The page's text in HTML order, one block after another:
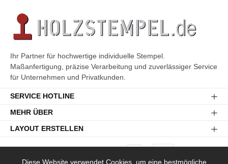
Ihr Partner für hochwertige individuelle Stempel.
Maßanfertigung, präzise Verarbeitung und zuverlässiger Service
für Unternehmen und Privatkunden.
SERVICE HOTLINE
MEHR ÜBER
LAYOUT ERSTELLEN
Diese Website verwendet Cookies, um eine bestmögliche